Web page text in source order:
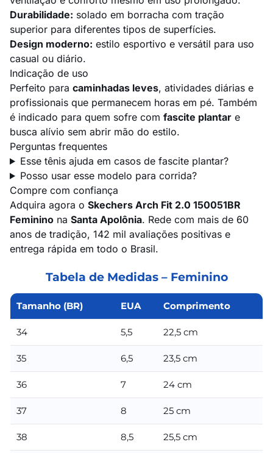
Durabilidade: solado em borracha com tração
superior para diferentes tipos de superfícies.
Design moderno: estilo esportivo e versátil para uso
casual ou diário.
Indicação de uso
Perfeito para caminhadas leves, atividades diárias e
profissionais que permanecem horas em pé. Também
é indicado para quem sofre com fascite plantar e
busca alívio sem abrir mão do estilo.
Perguntas frequentes
Esse tênis ajuda em casos de fascite plantar?
Posso usar esse modelo para corrida?
Compre com confiança
Adquira agora o Skechers Arch Fit 2.0 150051BR
Feminino na Santa Apolônia. Rede com mais de 60
anos de tradição, 142 mil avaliações positivas e
entrega rápida em todo o Brasil.
Tabela de Medidas – Feminino
Tamanho (BR) EUA Comprimento
34 5,5 22,5 cm
35 6,5 23,5 cm
36 7 24 cm
37 8 25 cm
38 8,5 25,5 cm